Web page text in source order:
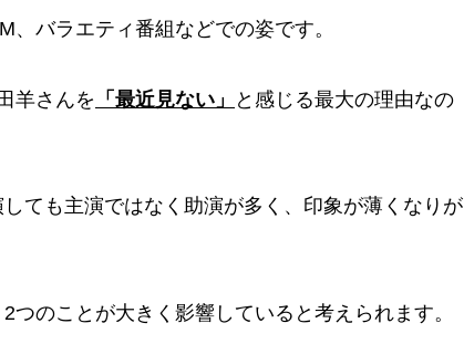
バラエティ番組などでの姿です。
羊さんを 「最近見ない」 と感じる最大の理由なの
ても主演ではなく助演が多く、印象が薄くなりが
のことが大きく影響していると考えられます。